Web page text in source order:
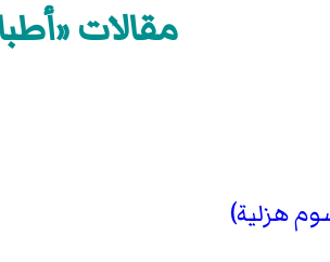
مقالات
هزلية)